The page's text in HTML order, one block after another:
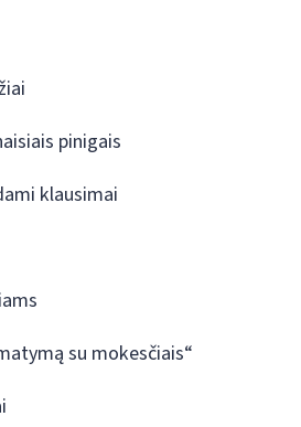
pinigais
klausimai
su mokesčiais“